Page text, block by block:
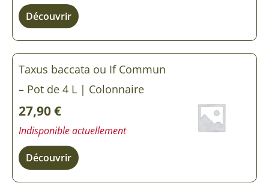
Découvrir
Taxus baccata ou If Commun
– Pot de 4 L | Colonnaire
27,90€
Indisponible actuellement
Découvrir